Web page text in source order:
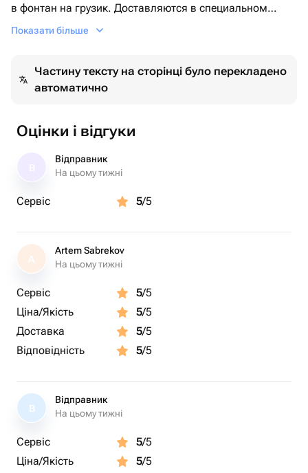
в фонтан на грузик. Доставляются в специальном
транспортировочном пакете. Комплектация: 3 звезды
Показати більше
Частину тексту на сторінці було перекладено
автоматично
Оцінки і відгуки
Відправник
На цьому тижні
Сервіс 5/5
A
Artem Sabrekov
На цьому тижні
Сервіс 5/5
Ціна/Якість
5/5
Доставка
5/5
Відповідність
5/5
В
Відправник
На цьому тижні
Сервіс 5/5
Ціна/Якість
5/5